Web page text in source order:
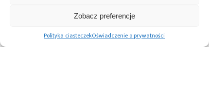
Zobacz preferencje
Polityka ciasteczekOświadczenie o prywatności
Cyberzagrożenia w Polsce 2025:
Najczęściej atakowana infrastruktura